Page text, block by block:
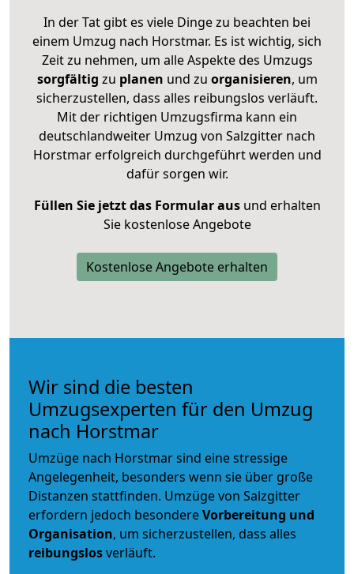
In der Tat gibt es viele Dinge zu beachten bei
einem Umzug nach Horstmar. Es ist wichtig, sich
Zeit zu nehmen, um alle Aspekte des Umzugs
sorgfältig zu planen und zu organisieren, um
sicherzustellen, dass alles reibungslos verläuft.
Mit der richtigen Umzugsfirma kann ein
deutschlandweiter Umzug von Salzgitter nach
Horstmar erfolgreich durchgeführt werden und
dafür sorgen wir.
Füllen Sie jetzt das Formular ausund erhalten
Sie kostenlose Angebote
Kostenlose Angebote erhalten
Wir sind die besten
Umzugsexperten für den Umzug
nach Horstmar
Umzüge nach Horstmar sind eine stressige
Angelegenheit, besonders wenn sie über große
Distanzen stattfinden. Umzüge von Salzgitter
erfordern jedoch besondereVorbereitung und
Organisation, um sicherzustellen, dass alles
reibungslosverläuft.